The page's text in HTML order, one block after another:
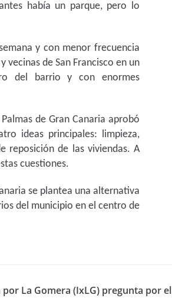
había un parque, pero lo
y con menor frecuencia
vecinas de San Francisco en un
del barrio y con enormes
de Gran Canaria aprobó
ideas principales: limpieza,
reposición de las viviendas. A
cuestiones.
se plantea una alternativa
del municipio en el centro de
La Gomera (IxLG) pregunta por el